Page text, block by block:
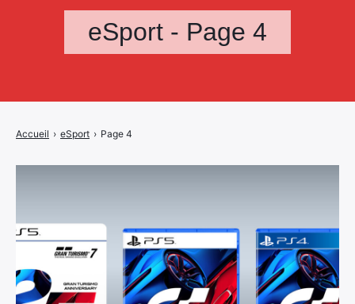
eSport - Page 4
Accueil › eSport › Page 4